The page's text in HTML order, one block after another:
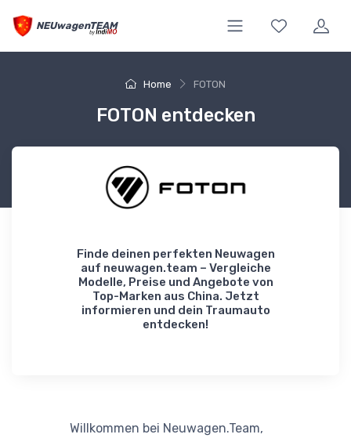
NEUwagenTEAM
Home FOTON
FOTON entdecken
Finde deinen perfekten Neuwagen
auf neuwagen.team – Vergleiche
Modelle, Preise und Angebote von
Top-Marken aus China. Jetzt
informieren und dein Traumauto
entdecken!
Willkommen bei Neuwagen.Team,